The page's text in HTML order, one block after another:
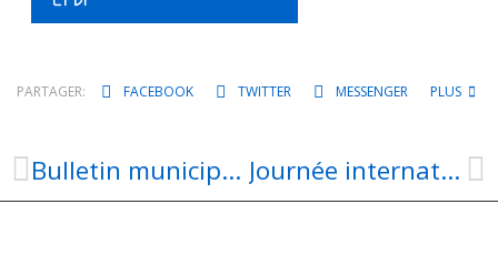
PARTAGER: FACEBOOK TWITTER MESSENGER PLUS
Bulletin municipal AUBIN 2025 Journée internationale des droits des femmes